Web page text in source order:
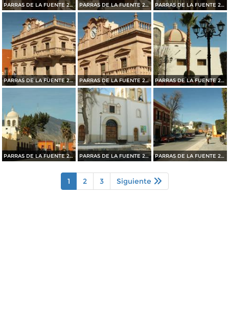
PARRAS DE LA FUENTE 2015 PARRAS DE LA FUENTE 2015 PARRAS DE LA FUENTE 2015
PARRAS DE LA FUENTE 2015 PARRAS DE LA FUENTE 2015 PARRAS DE LA FUENTE 2015
PARRAS DE LA FUENTE 2015 PARRAS DE LA FUENTE 2015 PARRAS DE LA FUENTE 2015
1 2 3 Siguiente